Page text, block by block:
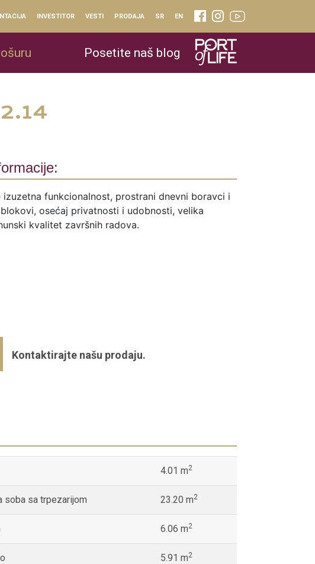
INVESTITOR VESTI PRODAJA SR EN
Posetite naš blog
izuzetna funkcionalnost, prostrani dnevni boravci i
osećaj privatnosti i udobnosti, velika
kvalitet završnih radova.
Kontaktirajte našu prodaju.
4.01 m2
soba sa trpezarijom 23.20 m2
6.06 m2
5.91 m2